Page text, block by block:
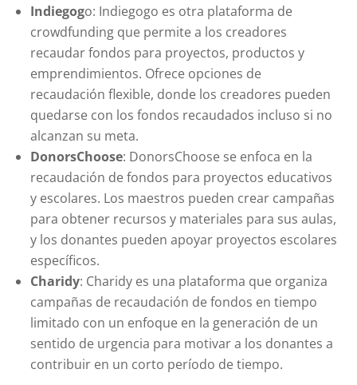
Indiegogo: Indiegogo es otra plataforma de
crowdfunding que permite a los creadores
recaudar fondos para proyectos, productos y
emprendimientos. Ofrece opciones de
recaudación flexible, donde los creadores pueden
quedarse con los fondos recaudados incluso si no
alcanzan su meta.
DonorsChoose: DonorsChoose se enfoca en la
recaudación de fondos para proyectos educativos
y escolares. Los maestros pueden crear campañas
para obtener recursos y materiales para sus aulas,
y los donantes pueden apoyar proyectos escolares
específicos.
Charidy: Charidy es una plataforma que organiza
campañas de recaudación de fondos en tiempo
limitado con un enfoque en la generación de un
sentido de urgencia para motivar a los donantes a
contribuir en un corto período de tiempo.